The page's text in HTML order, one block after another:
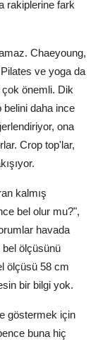
rakiplerine fark
Chaeyoung,
ve yoga da
çok önemli. Dik
belini daha ince
ona
Crop top'lar,
kalmış
bel olur mu?",
havada
bel ölçüsünü
ölçüsü 58 cm
bir bilgi yok.
göstermek için
buna hiç